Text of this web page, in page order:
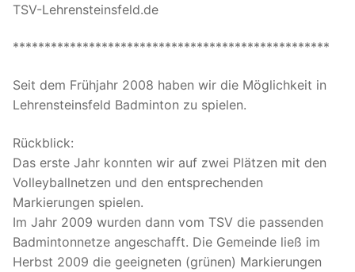
TSV-Lehrensteinsfeld.de
**************************************************
Seit dem Frühjahr 2008 haben wir die Möglichkeit in
Lehrensteinsfeld Badminton zu spielen.
Rückblick:
Das erste Jahr konnten wir auf zwei Plätzen mit den
Volleyballnetzen und den entsprechenden
Markierungen spielen.
Im Jahr 2009 wurden dann vom TSV die passenden
Badmintonnetze angeschafft. Die Gemeinde ließ im
Herbst 2009 die geeigneten (grünen) Markierungen